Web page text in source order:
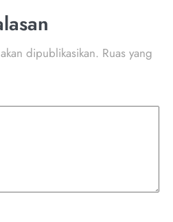
dipublikasikan. Ruas yang